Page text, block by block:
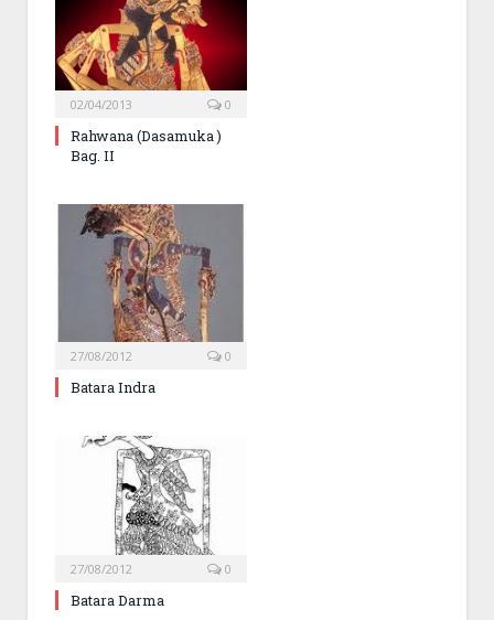
02/04/2013 0
Rahwana (Dasamuka )
Bag. II
27/08/2012 0
Batara Indra
27/08/2012 0
Batara Darma